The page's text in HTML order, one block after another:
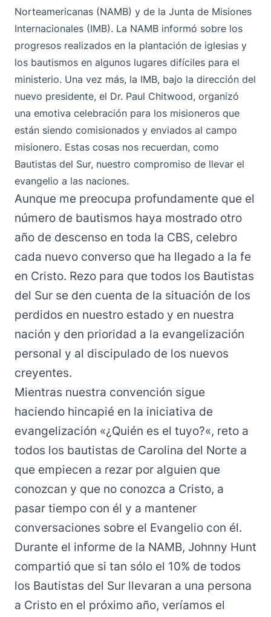
Norteamericanas (NAMB) y de la Junta de Misiones
Internacionales (IMB). La NAMB informó sobre los
progresos realizados en la plantación de iglesias y
los bautismos en algunos lugares difíciles para el
ministerio. Una vez más, la IMB, bajo la dirección del
nuevo presidente, el Dr. Paul Chitwood, organizó
una emotiva celebración para los misioneros que
están siendo comisionados y enviados al campo
misionero. Estas cosas nos recuerdan, como
Bautistas del Sur, nuestro compromiso de llevar el
evangelio a las naciones.
Aunque me preocupa profundamente que el
número de bautismos haya mostrado otro
año de descenso en toda la CBS, celebro
cada nuevo converso que ha llegado a la fe
en Cristo. Rezo para que todos los Bautistas
del Sur se den cuenta de la situación de los
perdidos en nuestro estado y en nuestra
nación y den prioridad a la evangelización
personal y al discipulado de los nuevos
creyentes.
Mientras nuestra convención sigue
haciendo hincapié en la iniciativa de
evangelización «¿Quién es el tuyo?«, reto a
todos los bautistas de Carolina del Norte a
que empiecen a rezar por alguien que
conozcan y que no conozca a Cristo, a
pasar tiempo con él y a mantener
conversaciones sobre el Evangelio con él.
Durante el informe de la NAMB, Johnny Hunt
compartió que si tan sólo el 10% de todos
los Bautistas del Sur llevaran a una persona
a Cristo en el próximo año, veríamos el